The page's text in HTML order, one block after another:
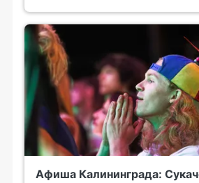
Афиша Калининграда: